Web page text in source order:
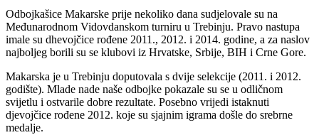
Odbojkašice Makarske prije nekoliko dana sudjelovale su na
Međunarodnom Vidovdanskom turniru u Trebinju. Pravo nastupa
imale su dhevojčice rođene 2011., 2012. i 2014. godine, a za naslov
najboljeg borili su se klubovi iz Hrvatske, Srbije, BIH i Crne Gore.
Makarska je u Trebinju doputovala s dvije selekcije (2011. i 2012.
godište). Mlade nade naše odbojke pokazale su se u odličnom
svijetlu i ostvarile dobre rezultate. Posebno vrijedi istaknuti
djevojčice rođene 2012. koje su sjajnim igrama došle do srebrne
medalje.